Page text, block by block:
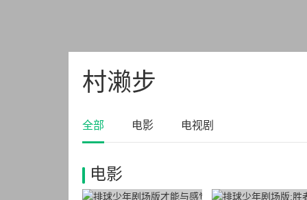
村濑步
全部 电影 电视剧
电影